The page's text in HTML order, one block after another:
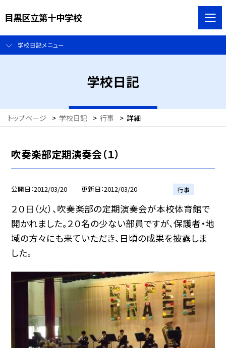
目黒区立第十中学校
学校日記メニュー
学校日記
トップページ > 学校日記 > 行事 > 詳細
吹奏楽部定期演奏会（１）
公開日 2012/03/20 更新日 2012/03/20 行事
２０日（火）、吹奏楽部の定期演奏会が本校体育館で
開かれました。２０名の少ない部員ですが、保護者・地
域の方々にも来ていただき、日頃の成果を披露しま
した。